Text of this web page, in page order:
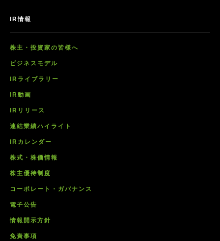
IR情報
株主・投資家の皆様へ
ビジネスモデル
IRライブラリー
IR動画
IRリリース
連結業績ハイライト
IRカレンダー
株式・株価情報
株主優待制度
コーポレート・ガバナンス
電子公告
情報開示方針
免責事項